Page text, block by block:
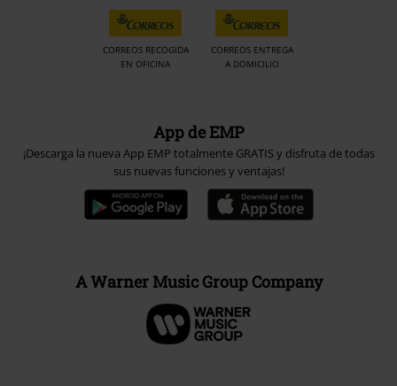
CORREOS RECOGIDA
EN OFICINA
CORREOS ENTREGA
A DOMICILIO
App de EMP
¡Descarga la nueva App EMP totalmente GRATIS y disfruta de todas
sus nuevas funciones y ventajas!
A Warner Music Group Company